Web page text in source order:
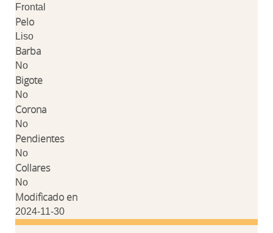
Frontal
Pelo
Liso
Barba
No
Bigote
No
Corona
No
Pendientes
No
Collares
No
Modificado en
2024-11-30